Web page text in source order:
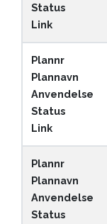
Status
Link
Plannr
Plannavn
Anvendelse
Status
Link
Plannr
Plannavn
Anvendelse
Status